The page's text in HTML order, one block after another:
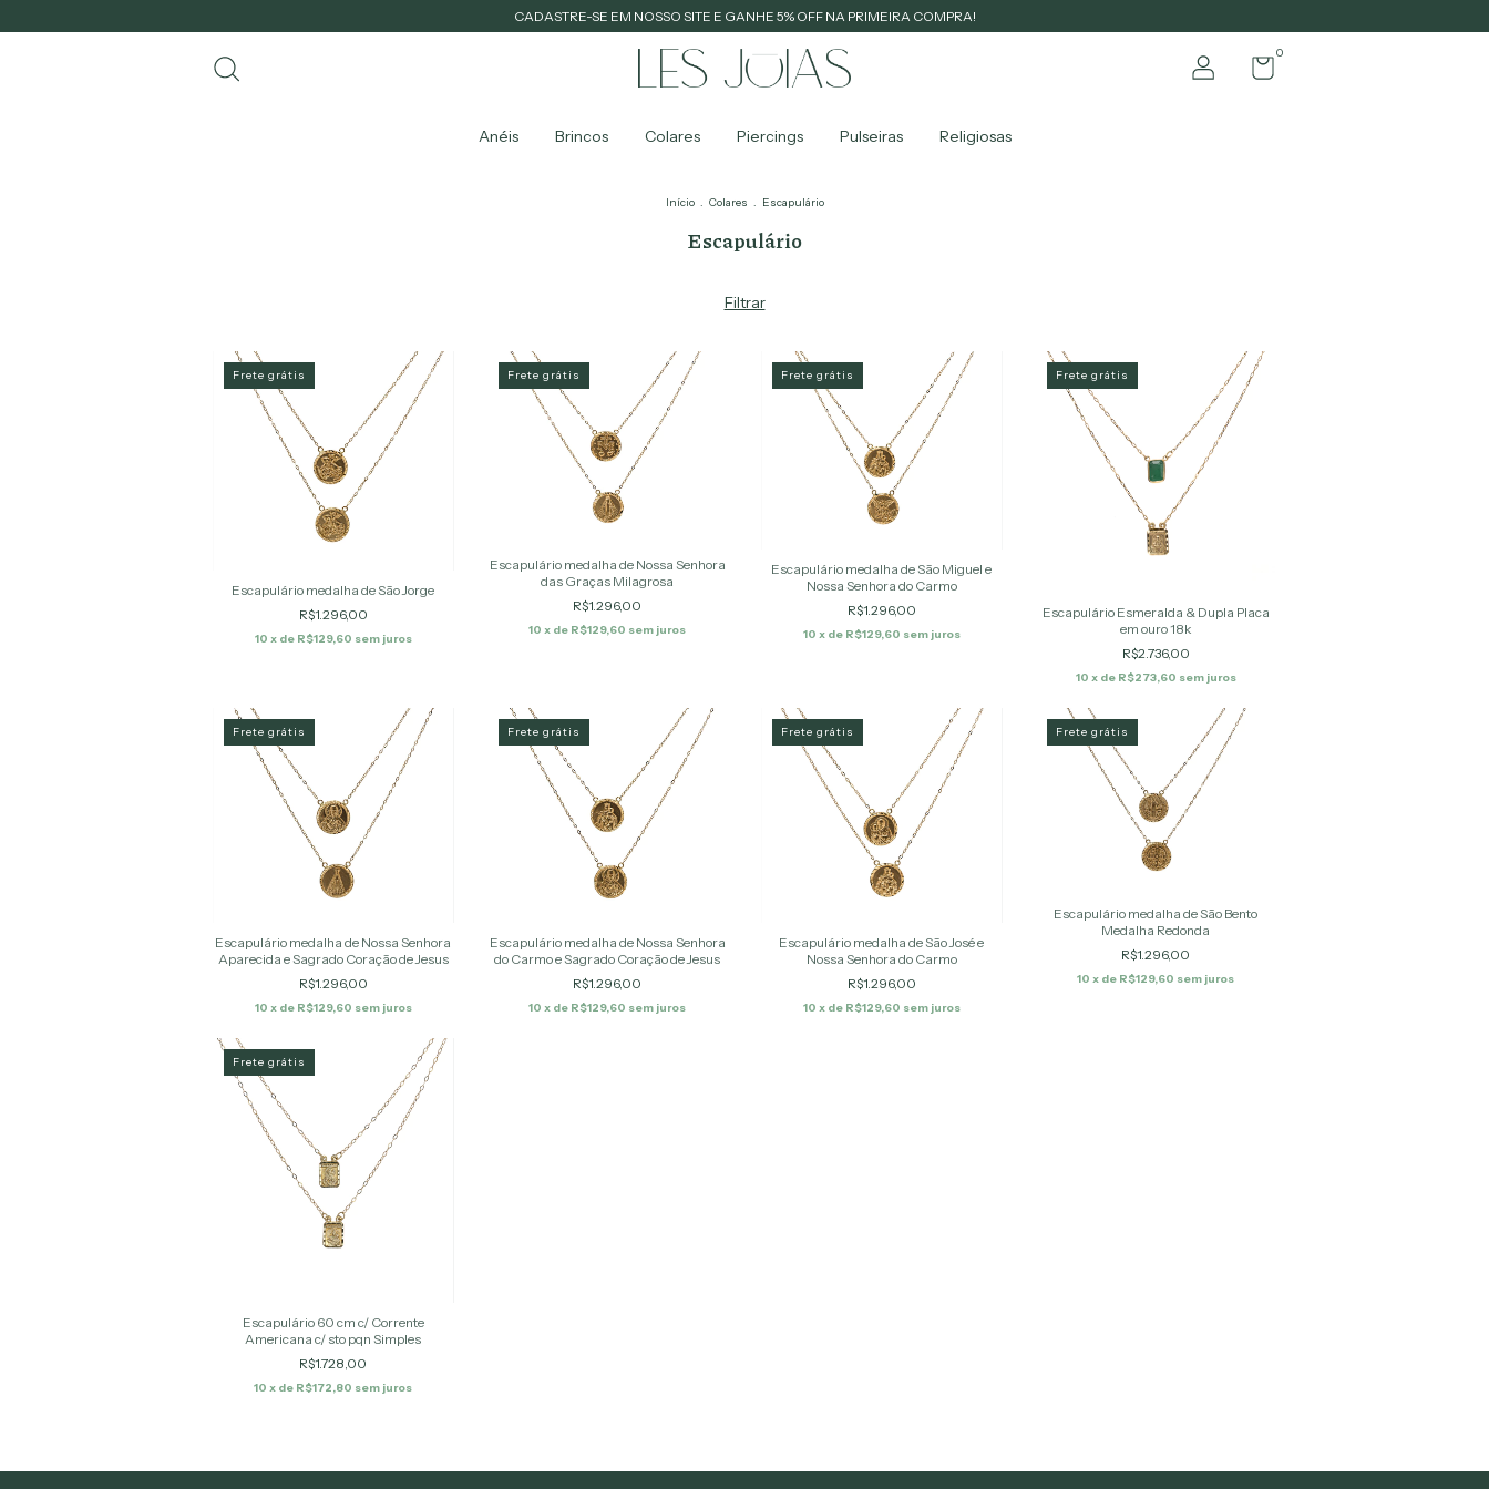
CADASTRE-SE EM NOSSO SITE E GANHE 5% OFF NA PRIMEIRA COMPRA!
0
Anéis Brincos Colares Piercings Pulseiras Religiosas
Início . Colares . Escapulário
Escapulário
Filtrar
Frete grátis
Escapulário medalha de São Jorge
R$1.296,00
10 x de R$129,60 sem juros
Frete grátis
Escapulário medalha de Nossa Senhora
das Graças Milagrosa
R$1.296,00
10 x de R$129,60 sem juros
Frete grátis
Escapulário medalha de São Miguel e
Nossa Senhora do Carmo
R$1.296,00
10 x de R$129,60 sem juros
Frete grátis
Escapulário Esmeralda & Dupla Placa
em ouro 18k
R$2.736,00
10 x de R$273,60 sem juros
Frete grátis
Escapulário medalha de Nossa Senhora
Aparecida e Sagrado Coração de Jesus
R$1.296,00
10 x de R$129,60 sem juros
Frete grátis
Escapulário medalha de Nossa Senhora
do Carmo e Sagrado Coração de Jesus
R$1.296,00
10 x de R$129,60 sem juros
Frete grátis
Escapulário medalha de São José e
Nossa Senhora do Carmo
R$1.296,00
10 x de R$129,60 sem juros
Frete grátis
Escapulário medalha de São Bento
Medalha Redonda
R$1.296,00
10 x de R$129,60 sem juros
Frete grátis
Escapulário 60 cm c/ Corrente
Americana c/ sto pqn Simples
R$1.728,00
10 x de R$172,80 sem juros